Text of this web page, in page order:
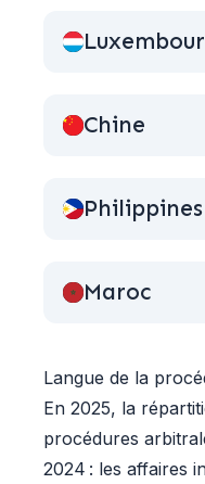
effectuées par le
nominations ont
ans, dont 83 %
témoignent de
Enfin, le CEPANI
pour une
procédures. Les
capacité à fournir
Chine
Philippines
Maroc
Langue de la
En 2025, la
procédures
2024 : les affaires